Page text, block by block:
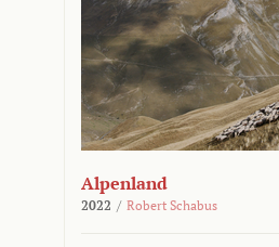
Alpenland
2022 / Robert Schabus